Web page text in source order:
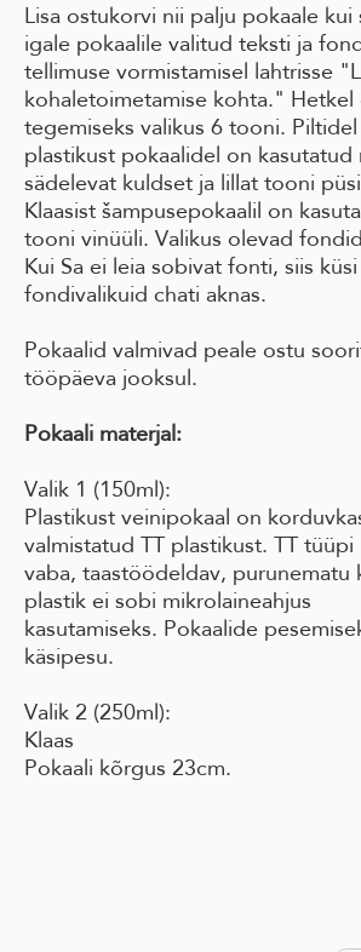
Lisa ostukorvi nii palju pokaale
igale pokaalile valitud teksti ja
tellimuse vormistamisel lahtrisse
kohaletoimetamise kohta."
tegemiseks valikus 6 tooni.
plastikust pokaalidel on kasutatud
sädelevat kuldset ja lillat tooni
Klaasist šampusepokaalil on
tooni vinüüli. Valikus olevad
Kui Sa ei leia sobivat fonti, siis
fondivalikuid chati aknas.
Pokaalid valmivad peale ostu
tööpäeva jooksul.
Pokaali materjal:
Valik 1 (150ml):
Plastikust veinipokaal on
valmistatud TT plastikust. TT tüüpi
vaba, taastöödeldav, purunematu
plastik ei sobi mikrolaineahjus
kasutamiseks. Pokaalide
käsipesu.
Valik 2 (250ml):
Klaas
Pokaali kõrgus 23cm.